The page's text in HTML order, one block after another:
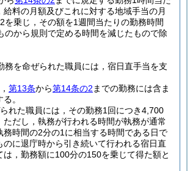
給料の月額及びこれに対する地域手当の月
を乗じ，その額を1週間当たりの勤務時間
のから規則で定める時間を減じたもので除
務を命ぜられた職員には，宿日直手当を支
第13条から第14条の2 までの勤務には含ま
。
れた職員には，その勤務1回につき4,700
ただし，執務が行われる時間が執務が通常
務時間の2分の1に相当する時間である日で
のに退庁時から引き続いて行われる宿日直
は，勤務額に100分の150を乗じて得た額と